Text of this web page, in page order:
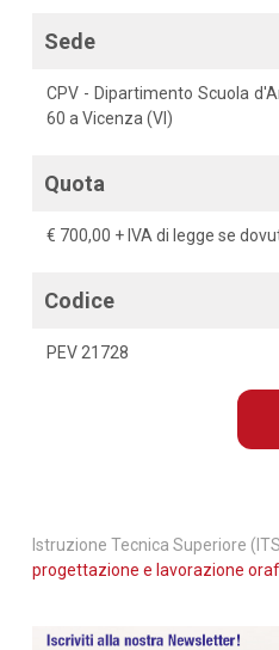
Sede
CPV - Dipartimento Scuola
60 a Vicenza (VI)
Quota
€ 700,00 + IVA di legge se
Codice
PEV 21728
Istruzione Tecnica Superiore
progettazione e lavorazione